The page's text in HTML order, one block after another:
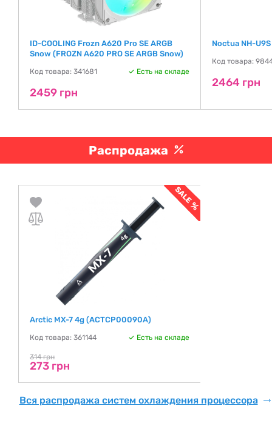
ID-COOLING Frozn A620 Pro SE ARGB
Snow (FROZN A620 PRO SE ARGB Snow)
Код товара: 341681 Есть на складе
2459 грн
Noctua NH-U9S
Код товара:
2464 грн
Распродажа
Arctic MX-7 4g (ACTCP00090A)
Код товара: 361144 Есть на складе
314 грн
273 грн
Вся распродажа систем охлаждения процессора